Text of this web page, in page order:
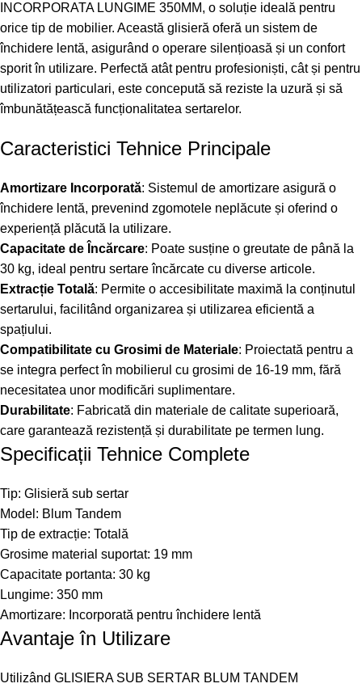
INCORPORATA LUNGIME 350MM, o soluție ideală pentru
orice tip de mobilier. Această glisieră oferă un sistem de
închidere lentă, asigurând o operare silențioasă și un confort
sporit în utilizare. Perfectă atât pentru profesioniști, cât și pentru
utilizatori particulari, este concepută să reziste la uzură și să
îmbunătățească funcționalitatea sertarelor.
Caracteristici Tehnice Principale
Amortizare Incorporată: Sistemul de amortizare asigură o
închidere lentă, prevenind zgomotele neplăcute și oferind o
experiență plăcută la utilizare.
Capacitate de Încărcare: Poate susține o greutate de până la
30 kg, ideal pentru sertare încărcate cu diverse articole.
Extracție Totală: Permite o accesibilitate maximă la conținutul
sertarului, facilitând organizarea și utilizarea eficientă a
spațiului.
Compatibilitate cu Grosimi de Materiale: Proiectată pentru a
se integra perfect în mobilierul cu grosimi de 16-19 mm, fără
necesitatea unor modificări suplimentare.
Durabilitate: Fabricată din materiale de calitate superioară,
care garantează rezistență și durabilitate pe termen lung.
Specificații Tehnice Complete
Tip: Glisieră sub sertar
Model: Blum Tandem
Tip de extracție: Totală
Grosime material suportat: 19 mm
Capacitate portanta: 30 kg
Lungime: 350 mm
Amortizare: Incorporată pentru închidere lentă
Avantaje în Utilizare
Utilizând GLISIERA SUB SERTAR BLUM TANDEM